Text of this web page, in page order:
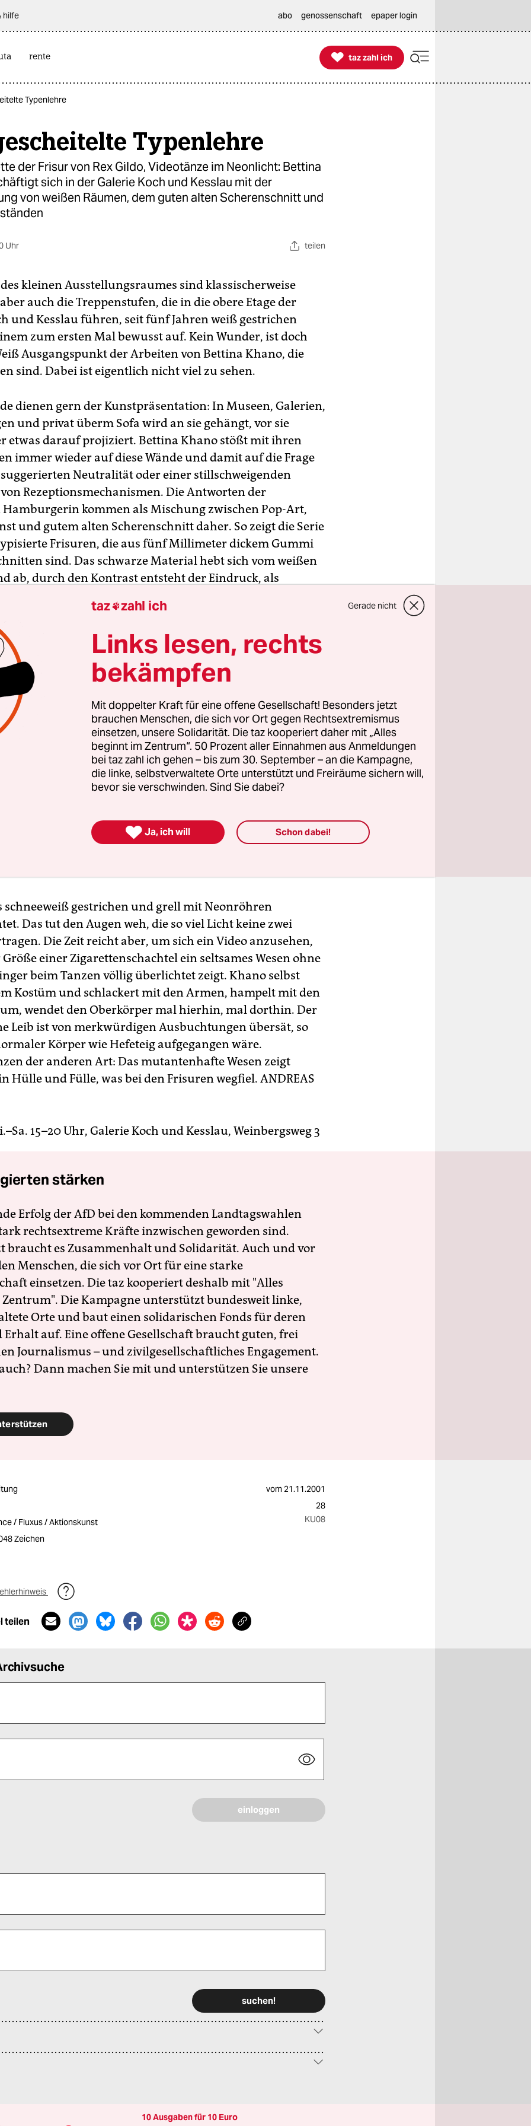
hilfe abo genossenschaft epaper login
rente 
taz zahl ich
taz zahl ich
Typenlehre
Typenlehre
der Frisur von Rex Gildo, Videotänze im Neonlicht: Bettina
sich in der Galerie Koch und Kesslau mit der
von weißen Räumen, dem guten alten Scherenschnitt und
Uhr teilen
kleinen Ausstellungsraumes sind klassischerweise
auch die Treppenstufen, die in die obere Etage der
und Kesslau führen, seit fünf Jahren weiß gestrichen
zum ersten Mal bewusst auf. Kein Wunder, ist doch
Ausgangspunkt der Arbeiten von Bettina Khano, die
sind. Dabei ist eigentlich nicht viel zu sehen.
dienen gern der Kunstpräsentation: In Museen, Galerien,
und privat überm Sofa wird an sie gehängt, vor sie
etwas darauf projiziert. Bettina Khano stößt mit ihren
immer wieder auf diese Wände und damit auf die Frage
Neutralität oder einer stillschweigenden
Rezeptionsmechanismen. Die Antworten der
kommen als Mischung zwischen Pop-Art,
und gutem alten Scherenschnitt daher. So zeigt die Serie
Frisuren, die aus fünf Millimeter dickem Gummi
sind. Das schwarze Material hebt sich vom weißen
ab, durch den Kontrast entsteht der Eindruck, als
Haare fallen, wölbt sich das dicke Gummi wellenförmig,
zweidimensionalen Figuren werden skulptural und
Eine klassisch anmutende Haarschnitt-Silhouette
Frisur von Cher, ein offensichtlich männlicher Schnitt
stilisierte Haarpracht von Roy Black aus.
ihrer „Scheitel“-Reihe fand die 29-jährige
sie an Bildern von Gesichtern malte, die mittels der
und null unterteilt wurden und sich so in Flächen
neue Zeichnungen von Gesichtszügen ergaben
Wie die wohl vor rotem Hintergrund aussehen würden?
Gegensatz zu den Gummifrisuren steht die
schneeweiß gestrichen und grell mit Neonröhren
Das tut den Augen weh, die so viel Licht keine zwei
Die Zeit reicht aber, um sich ein Video anzusehen,
einer Zigarettenschachtel ein seltsames Wesen ohne
beim Tanzen völlig überlichtet zeigt. Khano selbst
Kostüm und schlackert mit den Armen, hampelt mit den
wendet den Oberkörper mal hierhin, mal dorthin. Der
Leib ist von merkwürdigen Ausbuchtungen übersät, so
Körper wie Hefeteig aufgegangen wäre.
der anderen Art: Das mutantenhafte Wesen zeigt
Hülle und Fülle, was bei den Frisuren wegfiel. ANDREAS
15–20 Uhr, Galerie Koch und Kesslau, Weinbergsweg 3
stärken
Erfolg der AfD bei den kommenden Landtagswahlen
rechtsextreme Kräfte inzwischen geworden sind.
braucht es Zusammenhalt und Solidarität. Auch und vor
Menschen, die sich vor Ort für eine starke
einsetzen. Die taz kooperiert deshalb mit "Alles
Die Kampagne unterstützt bundesweit linke,
Orte und baut einen solidarischen Fonds für deren
Erhalt auf. Eine offene Gesellschaft braucht guten, frei
Journalismus – und zivilgesellschaftliches Engagement.
Dann machen Sie mit und unterstützen Sie unsere
vom21.11.2001
28
/ Fluxus / Aktionskunst
KU08
Zeichen
teilen
10 Ausgaben für 10 Euro
taz zahl ich Gerade nicht
Links lesen, rechts
bekämpfen
Mit doppelter Kraft für eine offene Gesellschaft! Besonders jetzt
brauchen Menschen, die sich vor Ort gegen Rechtsextremismus
einsetzen, unsere Solidarität. Die taz kooperiert daher mit „Alles
beginnt im Zentrum“. 50 Prozent aller Einnahmen aus Anmeldungen
bei taz zahl ich gehen – bis zum 30. September – an die Kampagne,
die linke, selbstverwaltete Orte unterstützt und Freiräume sichern will,
bevor sie verschwinden. Sind Sie dabei?
 Ja, ich will Schon dabei!